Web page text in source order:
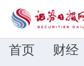
首页 财经